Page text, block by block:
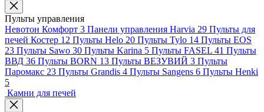
Пульты управления
Невотон Комфорт 3 Панели управления Harvia 29 Пульты для
печей Костер 12 Пульты Helo 20 Пульты Tylo 14 Пульты EOS
23 Пульты Sawo 30 Пульты Karina 5 Пульты FASEL 41 Пульты
ВВД 36 Пульты BORN 13 Пульты ВЕЗУВИЙ 3 Пульты
Паромакс 23 Пульты Grandis 4 Пульты Sangens 6 Пульты Henki
5
Камни для печей